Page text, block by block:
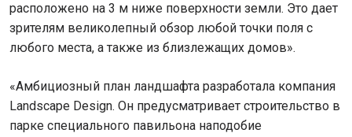
расположено на 3 м ниже поверхности земли. Это дает
зрителям великолепный обзор любой точки поля с
любого места, а также из близлежащих домов».
«Амбициозный план ландшафта разработала компания
Landscape Design. Он предусматривает строительство в
парке специального павильона наподобие